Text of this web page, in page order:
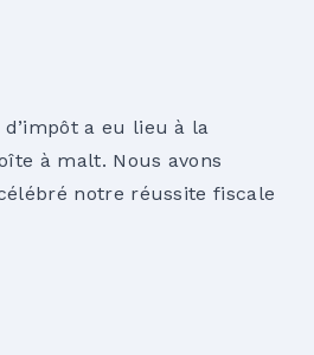
a eu lieu à la
à malt. Nous avons
notre réussite fiscale